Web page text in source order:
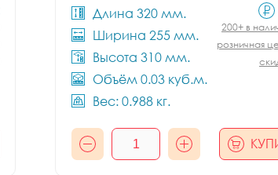
Длина 320 мм.
Ширина 255 мм.
Высота 310 мм.
Объём 0.03 куб.м.
Вес: 0.988 кг.
200+ в
розничная